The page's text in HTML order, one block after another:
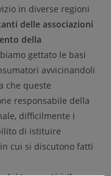
in diverse regioni
delle associazioni
della
gettato le basi
avvicinandoli
che queste
responsabile della
difficilmente i
di istituire
cui si discutono fatti